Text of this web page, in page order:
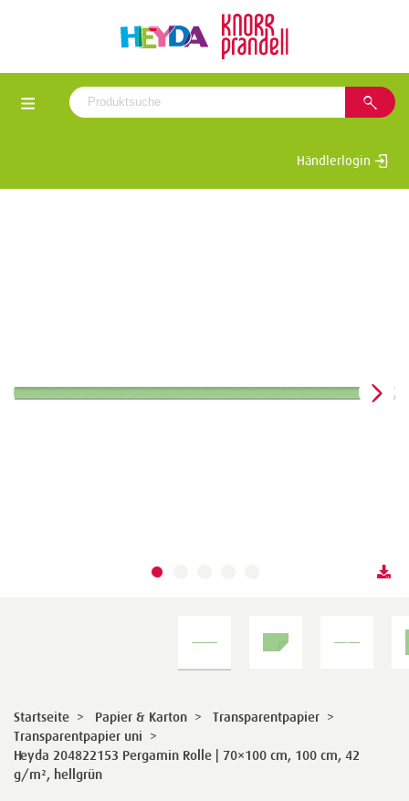
Händlerlogin
Startseite > Papier & Karton > Transparentpapier >
Transparentpapier uni >
Heyda 204822153 Pergamin Rolle | 70×100 cm, 100 cm, 42
g/m², hellgrün